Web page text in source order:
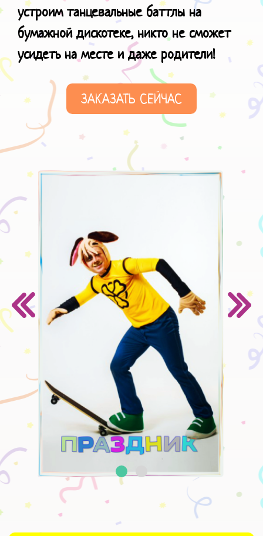
устроим танцевальные баттлы на
бумажной дискотеке, никто не сможет
усидеть на месте и даже родители!
ЗАКАЗАТЬ СЕЙЧАС